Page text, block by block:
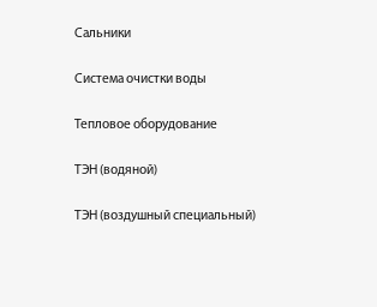
Сальники
Система очистки воды
Тепловое оборудование
ТЭН (водяной)
ТЭН (воздушный специальный)